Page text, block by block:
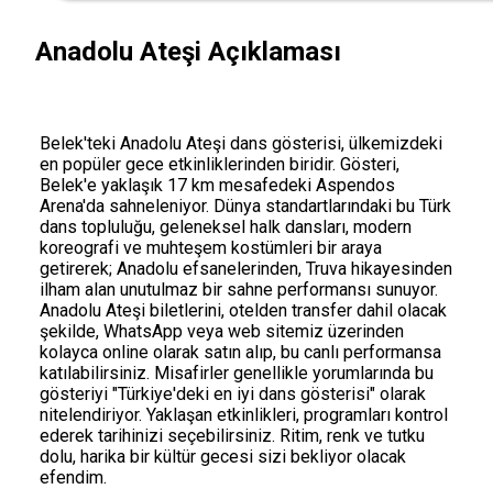
Anadolu Ateşi Açıklaması
Belek'teki Anadolu Ateşi dans gösterisi, ülkemizdeki
en popüler gece etkinliklerinden biridir. Gösteri,
Belek'e yaklaşık 17 km mesafedeki Aspendos
Arena'da sahneleniyor. Dünya standartlarındaki bu Türk
dans topluluğu, geleneksel halk dansları, modern
koreografi ve muhteşem kostümleri bir araya
getirerek; Anadolu efsanelerinden, Truva hikayesinden
ilham alan unutulmaz bir sahne performansı sunuyor.
Anadolu Ateşi biletlerini, otelden transfer dahil olacak
şekilde, WhatsApp veya web sitemiz üzerinden
kolayca online olarak satın alıp, bu canlı performansa
katılabilirsiniz. Misafirler genellikle yorumlarında bu
gösteriyi "Türkiye'deki en iyi dans gösterisi" olarak
nitelendiriyor. Yaklaşan etkinlikleri, programları kontrol
ederek tarihinizi seçebilirsiniz. Ritim, renk ve tutku
dolu, harika bir kültür gecesi sizi bekliyor olacak
efendim.